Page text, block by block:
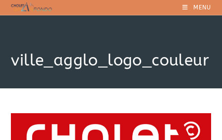
Skip
to
MENU
ville_agglo_logo_couleur